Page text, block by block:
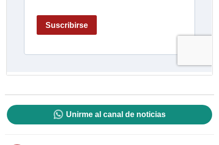
Unirme al canal de noticias